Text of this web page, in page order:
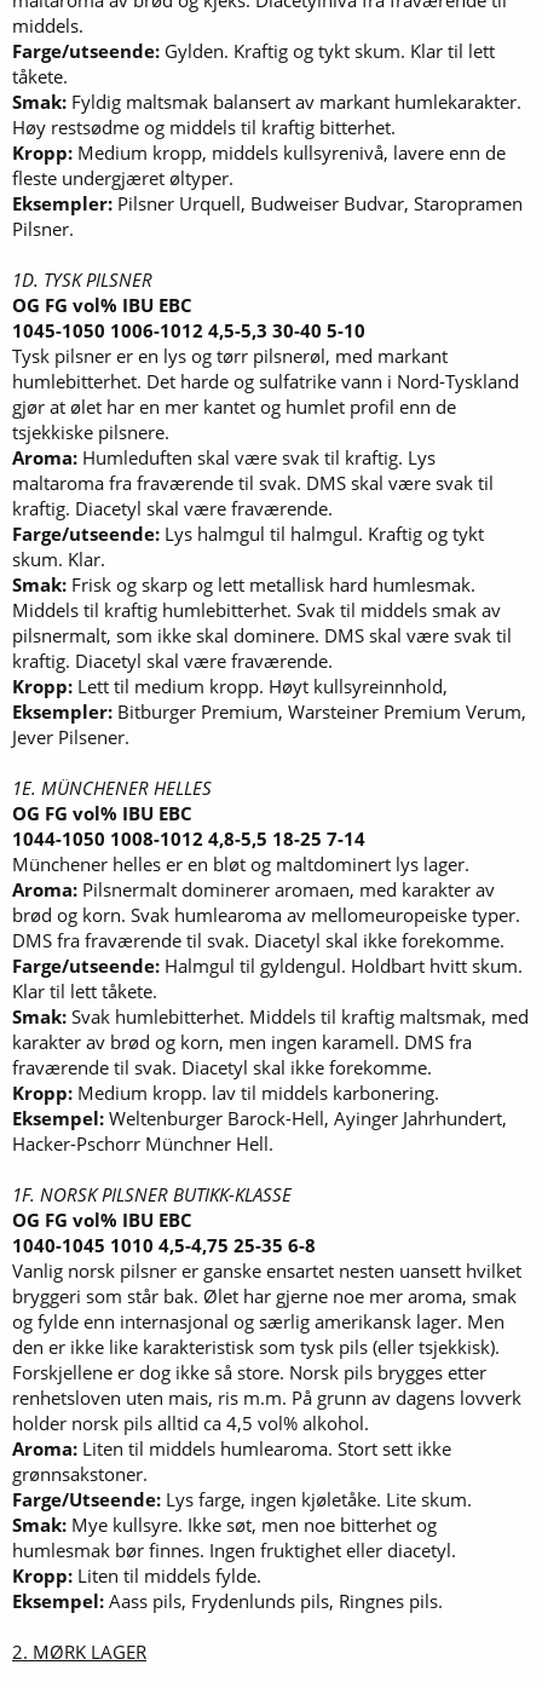
middels.
Farge/utseende: Gylden. Kraftig og tykt skum. Klar til lett
tåkete.
Smak: Fyldig maltsmak balansert av markant humlekarakter.
Høy restsødme og middels til kraftig bitterhet.
Kropp: Medium kropp, middels kullsyrenivå, lavere enn de
fleste undergjæret øltyper.
Eksempler: Pilsner Urquell, Budweiser Budvar, Staropramen
Pilsner.
1D. TYSK PILSNER
OG FG vol% IBU EBC
1045-1050 1006-1012 4,5-5,3 30-40 5-10
Tysk pilsner er en lys og tørr pilsnerøl, med markant
humlebitterhet. Det harde og sulfatrike vann i Nord-Tyskland
gjør at ølet har en mer kantet og humlet profil enn de
tsjekkiske pilsnere.
Aroma: Humleduften skal være svak til kraftig. Lys
maltaroma fra fraværende til svak. DMS skal være svak til
kraftig. Diacetyl skal være fraværende.
Farge/utseende: Lys halmgul til halmgul. Kraftig og tykt
skum. Klar.
Smak: Frisk og skarp og lett metallisk hard humlesmak.
Middels til kraftig humlebitterhet. Svak til middels smak av
pilsnermalt, som ikke skal dominere. DMS skal være svak til
kraftig. Diacetyl skal være fraværende.
Kropp: Lett til medium kropp. Høyt kullsyreinnhold,
Eksempler: Bitburger Premium, Warsteiner Premium Verum,
Jever Pilsener.
1E. MÜNCHENER HELLES
OG FG vol% IBU EBC
1044-1050 1008-1012 4,8-5,5 18-25 7-14
Münchener helles er en bløt og maltdominert lys lager.
Aroma: Pilsnermalt dominerer aromaen, med karakter av
brød og korn. Svak humlearoma av mellomeuropeiske typer.
DMS fra fraværende til svak. Diacetyl skal ikke forekomme.
Farge/utseende: Halmgul til gyldengul. Holdbart hvitt skum.
Klar til lett tåkete.
Smak: Svak humlebitterhet. Middels til kraftig maltsmak, med
karakter av brød og korn, men ingen karamell. DMS fra
fraværende til svak. Diacetyl skal ikke forekomme.
Kropp: Medium kropp. lav til middels karbonering.
Eksempel: Weltenburger Barock-Hell, Ayinger Jahrhundert,
Hacker-Pschorr Münchner Hell.
1F. NORSK PILSNER BUTIKK-KLASSE
OG FG vol% IBU EBC
1040-1045 1010 4,5-4,75 25-35 6-8
Vanlig norsk pilsner er ganske ensartet nesten uansett hvilket
bryggeri som står bak. Ølet har gjerne noe mer aroma, smak
og fylde enn internasjonal og særlig amerikansk lager. Men
den er ikke like karakteristisk som tysk pils (eller tsjekkisk).
Forskjellene er dog ikke så store. Norsk pils brygges etter
renhetsloven uten mais, ris m.m. På grunn av dagens lovverk
holder norsk pils alltid ca 4,5 vol% alkohol.
Aroma: Liten til middels humlearoma. Stort sett ikke
grønnsakstoner.
Farge/Utseende: Lys farge, ingen kjøletåke. Lite skum.
Smak: Mye kullsyre. Ikke søt, men noe bitterhet og
humlesmak bør finnes. Ingen fruktighet eller diacetyl.
Kropp: Liten til middels fylde.
Eksempel: Aass pils, Frydenlunds pils, Ringnes pils.
2. MØRK LAGER